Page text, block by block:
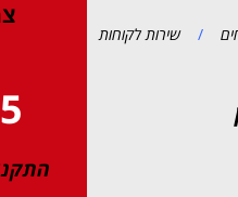
/ שירות לקוחות